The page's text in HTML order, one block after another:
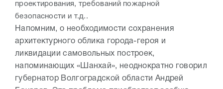
проектирования, требований пожарной
безопасности и т.д..
Напомним, о необходимости сохранения
архитектурного облика города-героя и
ликвидации самовольных построек,
напоминающих «Шанхай», неоднократно говорил
губернатор Волгоградской области Андрей